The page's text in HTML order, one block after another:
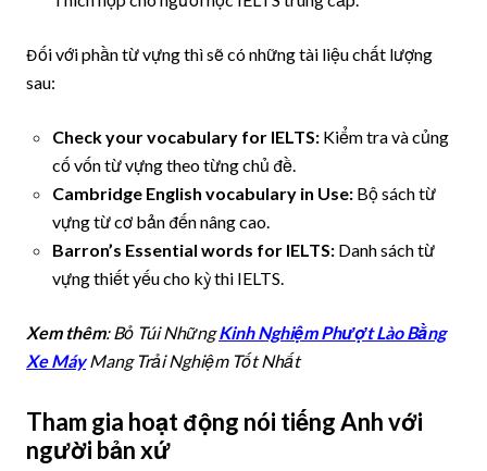
Đối với phần từ vựng thì sẽ có những tài liệu chất lượng
sau:
Check your vocabulary for IELTS: Kiểm tra và củng
cố vốn từ vựng theo từng chủ đề.
Cambridge English vocabulary in Use: Bộ sách từ
vựng từ cơ bản đến nâng cao.
Barron’s Essential words for IELTS: Danh sách từ
vựng thiết yếu cho kỳ thi IELTS.
Xem thêm: Bỏ Túi Những Kinh Nghiệm Phượt Lào Bằng
Xe Máy Mang Trải Nghiệm Tốt Nhất
Tham gia hoạt động nói tiếng Anh với
người bản xứ